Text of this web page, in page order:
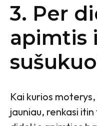
3. Per
apimtis
Kai kurios
jauniau, renkasi